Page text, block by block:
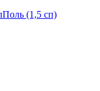
(1,5 сп)